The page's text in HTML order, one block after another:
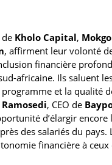
Kholo Capital,
, affirment leur volonté
financière
africaine. Ils saluent
et la qualité
, CEO de
d’élargir encore
des salariés du pays.
financière à